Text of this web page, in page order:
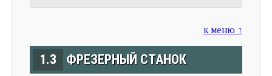
к меню ↑
1.3 ФРЕЗЕРНЫЙ СТАНОК